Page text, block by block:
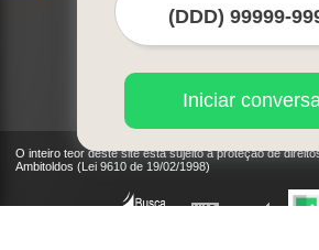
Contato
O inteiro teor deste site está sujeito à proteção de
Ambitoldos (Lei 9610 de 19/02/1998)
Iniciar